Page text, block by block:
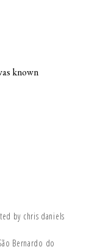
known
by chris daniels
Bernardo do